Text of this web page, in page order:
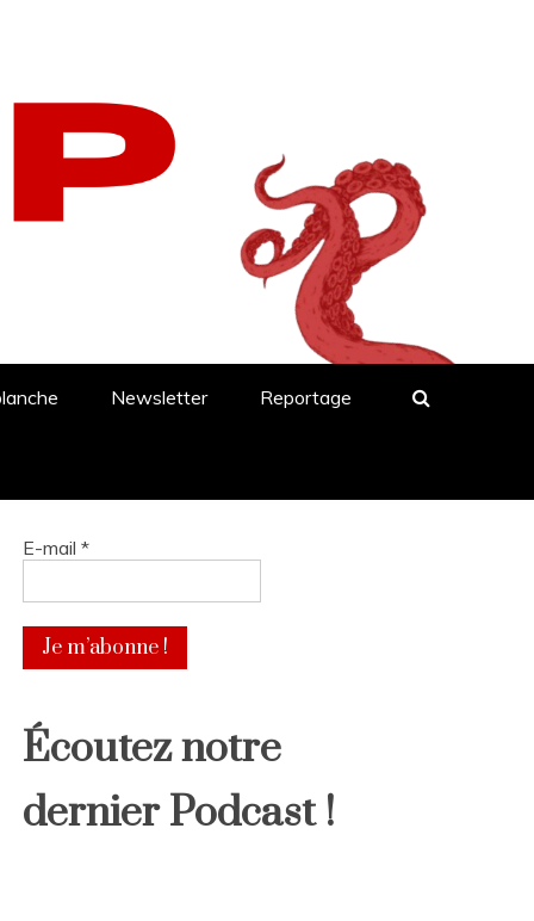
Newsletter Reportage
E-mail *
Écoutez notre
dernier Podcast !